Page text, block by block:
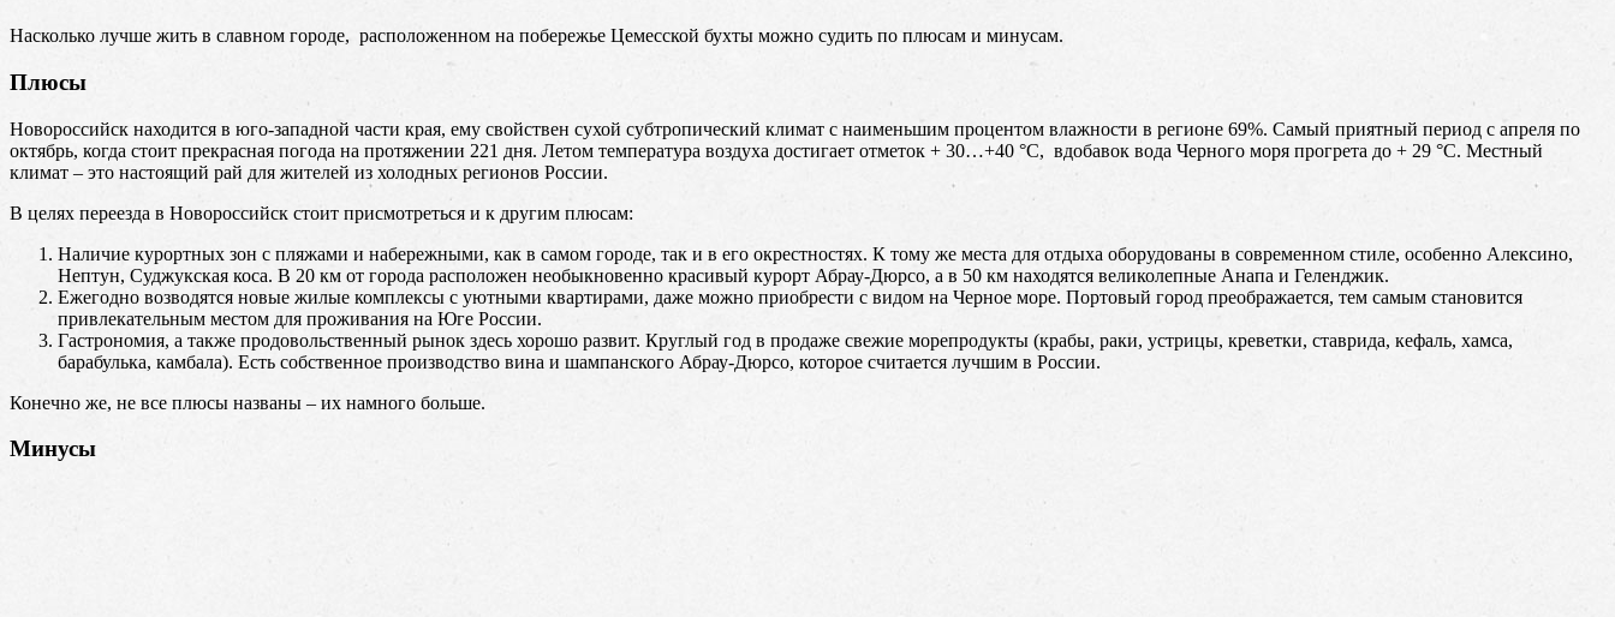
Насколько лучше жить в славном городе, расположенном на побережье Цемесской бухты можно судить по плюсам и минусам.
Плюсы
Новороссийск находится в юго-западной части края, ему свойствен сухой субтропический климат с наименьшим процентом влажности в регионе 69%. Самый приятный период с апреля по
октябрь, когда стоит прекрасная погода на протяжении 221 дня. Летом температура воздуха достигает отметок + 30…+40 °C, вдобавок вода Черного моря прогрета до + 29 °C. Местный
климат – это настоящий рай для жителей из холодных регионов России.
В целях переезда в Новороссийск стоит присмотреться и к другим плюсам:
Наличие курортных зон с пляжами и набережными, как в самом городе, так и в его окрестностях. К тому же места для отдыха оборудованы в современном стиле, особенно Алексино,
Нептун, Суджукская коса. В 20 км от города расположен необыкновенно красивый курорт Абрау-Дюрсо, а в 50 км находятся великолепные Анапа и Геленджик.
Ежегодно возводятся новые жилые комплексы с уютными квартирами, даже можно приобрести с видом на Черное море. Портовый город преображается, тем самым становится
привлекательным местом для проживания на Юге России.
Гастрономия, а также продовольственный рынок здесь хорошо развит. Круглый год в продаже свежие морепродукты (крабы, раки, устрицы, креветки, ставрида, кефаль, хамса,
барабулька, камбала). Есть собственное производство вина и шампанского Абрау-Дюрсо, которое считается лучшим в России.
Конечно же, не все плюсы названы – их намного больше.
Минусы